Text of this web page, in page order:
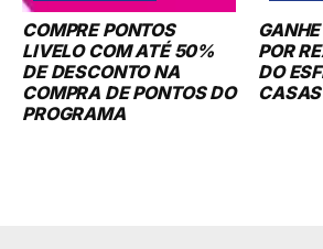
COMPRE PONTOS
LIVELO COM ATÉ 50%
DE DESCONTO NA
COMPRA DE PONTOS DO
PROGRAMA
POR
DO